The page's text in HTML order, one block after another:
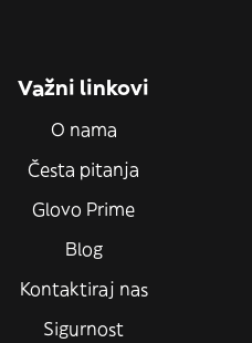
Važni linkovi
O nama
Česta pitanja
Glovo Prime
Blog
Kontaktiraj nas
Sigurnost